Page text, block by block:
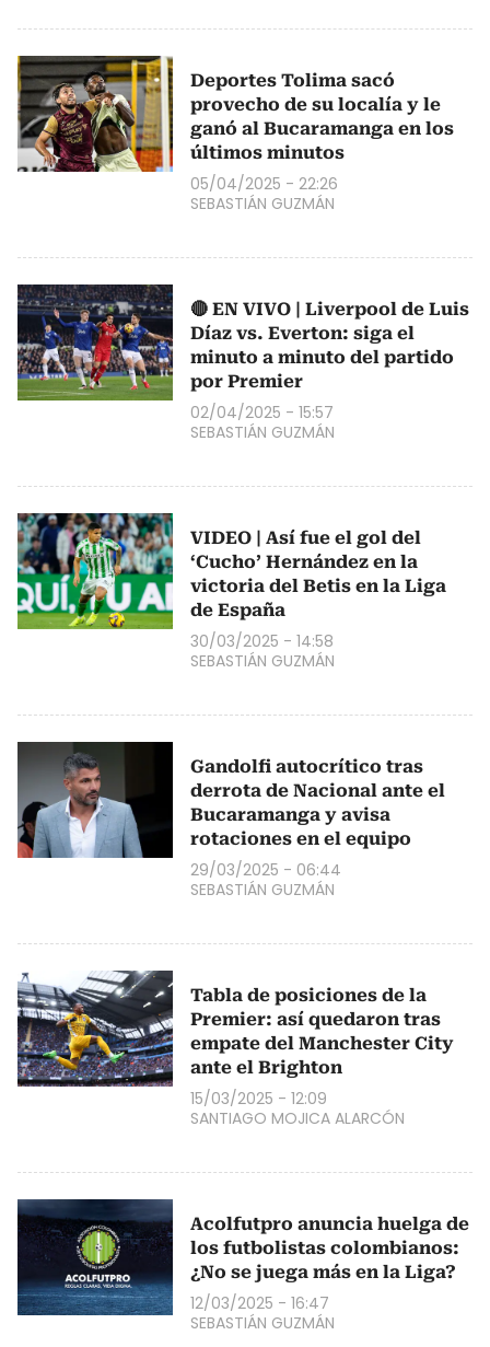
Deportes Tolima sacó
provecho de su localía y le
ganó al Bucaramanga en los
últimos minutos
05/04/2025 - 22:26
SEBASTIÁN GUZMÁN
🔴 EN VIVO | Liverpool de Luis
Díaz vs. Everton: siga el
minuto a minuto del partido
por Premier
02/04/2025 - 15:57
SEBASTIÁN GUZMÁN
VIDEO | Así fue el gol del
‘Cucho’ Hernández en la
victoria del Betis en la Liga
de España
30/03/2025 - 14:58
SEBASTIÁN GUZMÁN
Gandolfi autocrítico tras
derrota de Nacional ante el
Bucaramanga y avisa
rotaciones en el equipo
29/03/2025 - 06:44
SEBASTIÁN GUZMÁN
Tabla de posiciones de la
Premier: así quedaron tras
empate del Manchester City
ante el Brighton
15/03/2025 - 12:09
SANTIAGO MOJICA ALARCÓN
Acolfutpro anuncia huelga de
los futbolistas colombianos:
¿No se juega más en la Liga?
12/03/2025 - 16:47
SEBASTIÁN GUZMÁN